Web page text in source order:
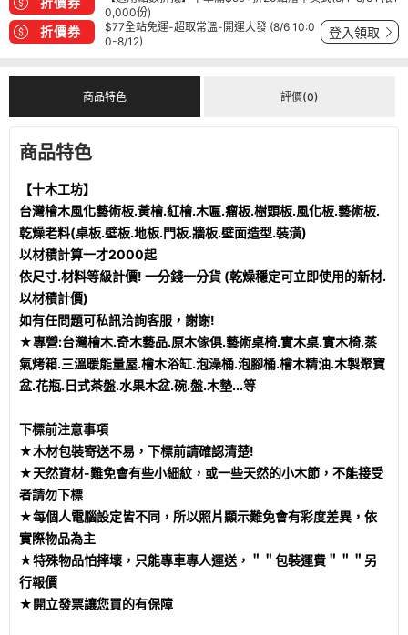
0,000份)
折價券
$77全站免運-超取常溫-開運大發 (8/6 10:0
0-8/12)
登入領取
商品特色 評價(0)
商品特色
【十木工坊】
台灣檜木風化藝術板.黃檜.紅檜.木匾.瘤板.樹頭板.風化板.藝術板.
乾燥老料(桌板.壁板.地板.門板.牆板.壁面造型.裝潢)
以材積計算一才2000起
依尺寸.材料等級計價! 一分錢一分貨 (乾燥穩定可立即使用的新材.
以材積計價)
如有任問題可私訊洽詢客服，謝謝!
★專營:台灣檜木.奇木藝品.原木傢俱.藝術桌椅.實木桌.實木椅.蒸
氣烤箱.三溫暖能量屋.檜木浴缸.泡澡桶.泡腳桶.檜木精油.木製聚寶
盆.花瓶.日式茶盤.水果木盆.碗.盤.木墊...等
下標前注意事項
★木材包裝寄送不易，下標前請確認清楚!
★天然資材-難免會有些小細紋，或一些天然的小木節，不能接受
者請勿下標
★每個人電腦設定皆不同，所以照片顯示難免會有彩度差異，依
實際物品為主
★特殊物品怕摔壞，只能專車專人運送，＂＂包裝運費＂＂＂另
行報價
★開立發票讓您買的有保障